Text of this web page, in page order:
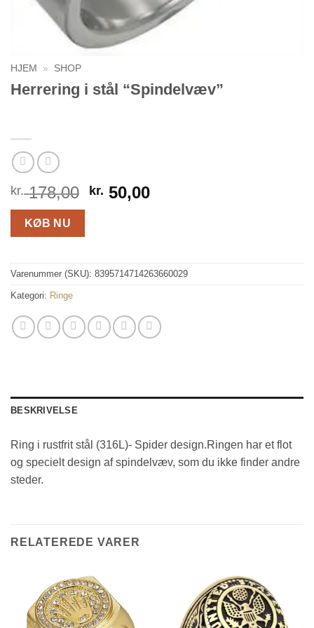
HJEM » SHOP
Herrering i stål “Spindelvæv”
kr.178,00 Den
kr. 178,00.
kr. 50,00Den
kr. 50,00.
KØB NU
Varenummer (SKU): 8395714714263660029
Kategori: Ringe
BESKRIVELSE
Ring i rustfrit stål (316L)- Spider design.Ringen har et flot
og specielt design af spindelvæv, som du ikke finder andre
steder.
RELATEREDE VARER